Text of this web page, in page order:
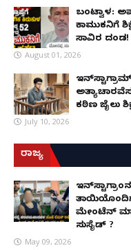
ಬಂಟ್ವಾಳ:
ಕಾಮುಕನಿಗೆ
ಸಾವಿರ ದಂಡ!
August 01, 2026
ಕಠಿಣ ಜೈಲು
July 10, 2026
ರಾಜ್ಯ
ಮೇಂಟೆನ್
ಸುಸೈಡ್ ?
May 09, 2026